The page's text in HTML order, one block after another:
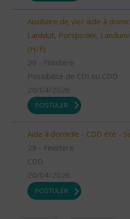
Auxiliaire de vie/ aide à
Lanildut, Porspoder,
(H/F)
29 - Finistère
Possibilité de CDI ou CDD
20/04/2026
POSTULER
Aide à domicile - CDD été -
29 - Finistère
CDD
20/04/2026
POSTULER